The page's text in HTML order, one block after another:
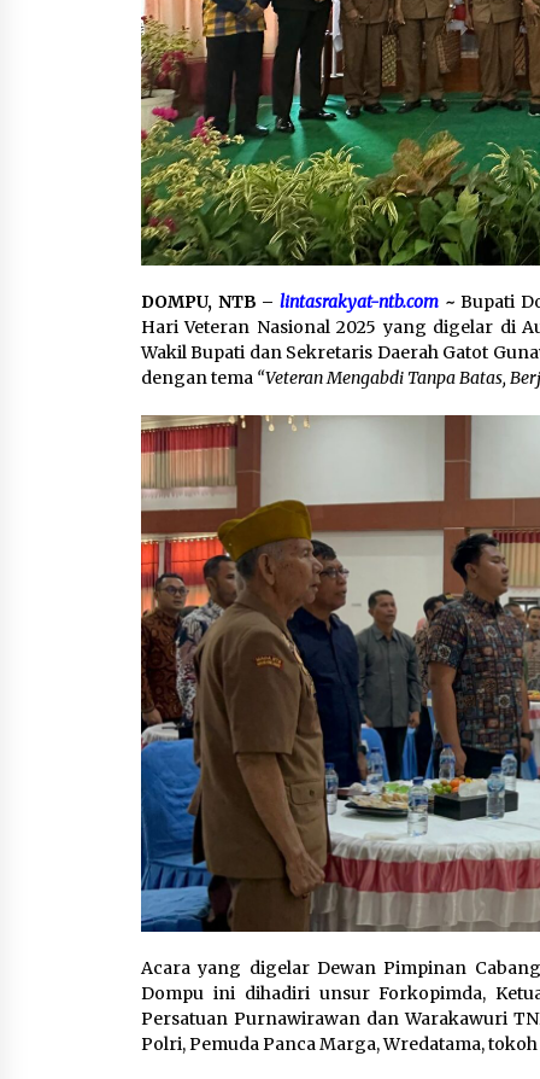
DOMPU, NTB – lintasrakyat-ntb.com ~Bupati
Hari Veteran Nasional 2025 yang digelar di
Wakil Bupati dan Sekretaris Daerah Gatot
dengan tema “Veteran Mengabdi Tanpa Batas,
Acara yang digelar Dewan Pimpinan
Dompu ini dihadiri unsur Forkopimda,
Persatuan Purnawirawan dan Warakawuri
Polri, Pemuda Panca Marga, Wredatama,